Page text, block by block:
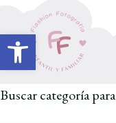
Abrir
Buscar categoría para